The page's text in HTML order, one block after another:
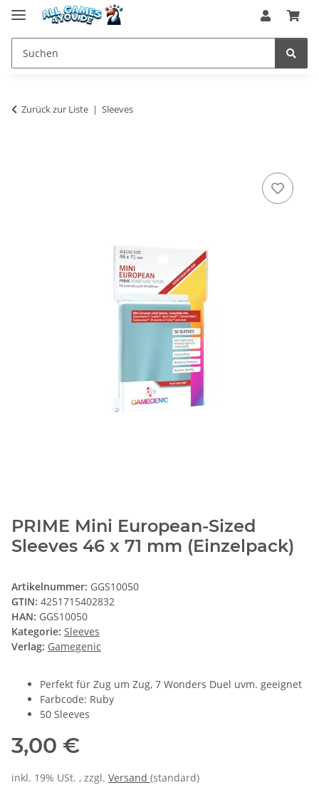
Zurück zur Liste Sleeves
PRIME Mini European-Sized
Sleeves 46 x 71 mm (Einzelpack)
Artikelnummer: GGS10050
GTIN: 4251715402832
HAN: GGS10050
Kategorie: Sleeves
Verlag: Gamegenic
Perfekt für Zug um Zug, 7 Wonders Duel uvm. geeignet
Farbcode: Ruby
50 Sleeves
3,00 €
inkl. 19% USt. , zzgl. Versand (standard)